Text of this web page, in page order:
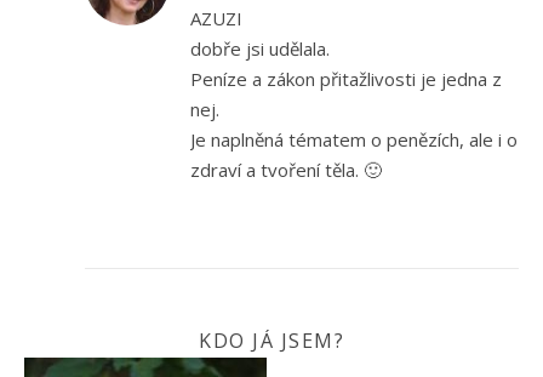
AZUZI
dobře jsi udělala.
Peníze a zákon přitažlivosti je jedna z
nej.
Je naplněná tématem o penězích, ale i o
zdraví a tvoření těla. 🙂
KDO JÁ JSEM?